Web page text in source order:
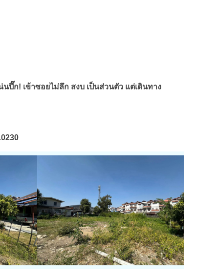
ก! เข้าซอยไม่ลึก สงบ เป็นส่วนตัว แต่เดินทาง